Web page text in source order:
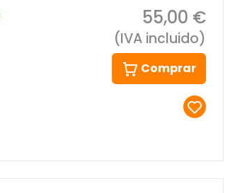
55,00 €
(IVA incluido)
Comprar